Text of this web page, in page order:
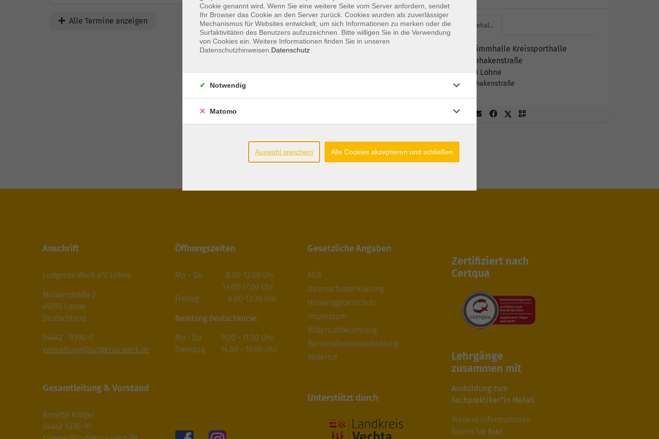
Alle Termine anzeigen Schwimmhal…
Schwimmhalle Kreissporthalle
Klapphakenstraße
49393 Lohne
Klapphakenstraße
Anschrift
Ludgerus-Werk e.V. Lohne
Mühlenstraße 2
49393 Lohne
Deutschland
04442 - 9390-0
verwaltung@ludgerus-werk.de
Gesamtleitung & Vorstand
Annette Kröger
04442 9390-10
Öffnungszeiten
Mo – Do 8.00-12.00 Uhr
14.00-17.00 Uhr
Freitag 8.00-13.30 Uhr
Beratung Deutschkurse:
Mo - Do 9.00 - 11.00 Uhr
Dienstag 14.00 - 16.00 Uhr
Gesetzliche Angaben
AGB
Datenschutzerklärung
Hinweisgeberschutz
Impressum
Widerrufsbelehrung
Barrierefreiheitserklärung
Widerruf
Unterstützt durch
Zertifiziert nach
Certqua
Lehrgänge
zusammen mit
Ausbildung zum
Fachpraktiker*in Metall
Weitere Informationen
finden Sie hier.
Cookie genannt wird. Wenn Sie eine weitere Seite vom Server anfordern, sendet
Ihr Browser das Cookie an den Server zurück. Cookies wurden als zuverlässiger
Mechanismus für Websites entwickelt, um sich Informationen zu merken oder die
Surfaktivitäten des Benutzers aufzuzeichnen. Bitte willigen Sie in die Verwendung
von Cookies ein. Weitere Informationen finden Sie in unseren
Datenschutzhinweisen. Datenschutz
Notwendig
Matomo
Auswahl speichern Alle Cookies akzeptieren und schließen